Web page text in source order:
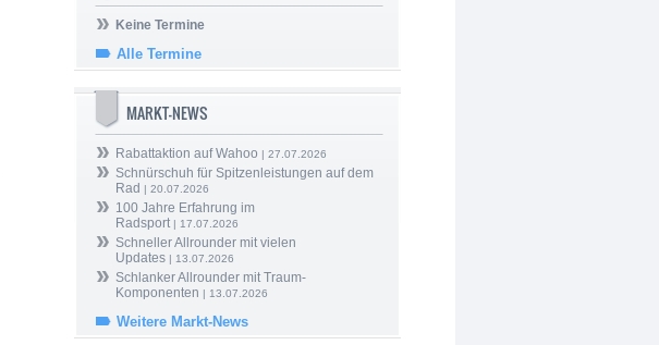
Keine Termine
Alle Termine
MARKT-NEWS
Rabattaktion auf Wahoo | 27.07.2026
Schnürschuh für Spitzenleistungen auf dem
Rad | 20.07.2026
100 Jahre Erfahrung im
Radsport| 17.07.2026
Schneller Allrounder mit vielen
Updates | 13.07.2026
Schlanker Allrounder mit Traum-
Komponenten | 13.07.2026
Weitere Markt-News